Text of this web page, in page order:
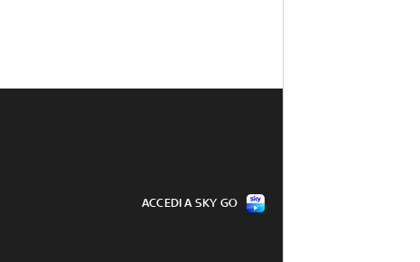
ACCEDI A SKY GO